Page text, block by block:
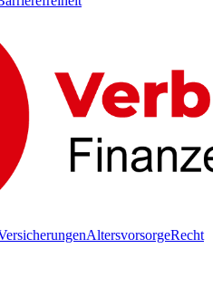
AltersvorsorgeRecht